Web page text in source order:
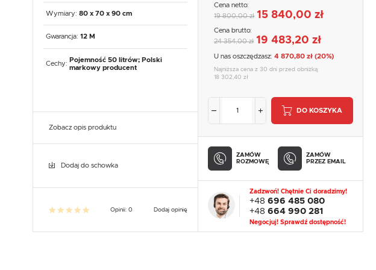
Wymiary: 80 x 70 x 90 cm
Gwarancja: 12 M
Cechy:
Pojemność 50 litrów; Polski
markowy producent
Zobacz opis produktu
Dodaj do schowka
Opinii: 0 Dodaj opinię
Cena netto:
19 800,00 zł 15 840,00 zł
Cena brutto:
24 354,00 zł 19 483,20 zł
U nas oszczędzasz:4 870,80 zł (20%)
Najniższa cena z 30 dni przed obniżką:
18 302,40 zł
DO KOSZYKA
ZAMÓW
ROZMOWĘ
ZAMÓW
PRZEZ EMAIL
Zadzwoń! Chętnie Ci doradzimy!
+48 696 485 080
+48 664 990 281
Negocjuj! Sprawdź dostępność!